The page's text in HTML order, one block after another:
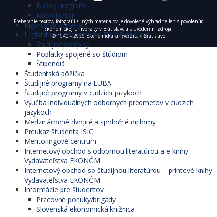
Buddy program
Koordinátori
Rigorózne konanie
Legislatíva a predpisy na EU v Bratislave
Študijné predpisy
Poplatky spojené so štúdiom
Štipendiá
Študentská pôžička
Študijné programy na EUBA
Študijné programy v cudzích jazykoch
Výučba individuálnych odborných predmetov v cudzích
jazykoch
Medzinárodné dvojité a spoločné diplomy
Preukaz študenta ISIC
Mentoringové centrum
Internetový obchod s odbornou literatúrou a e-knihy
Vydavateľstva EKONÓM
Internetový obchod so študijnou literatúrou – printové knihy
Vydavateľstva EKONÓM
Informácie pre študentov
Pracovné ponuky/brigády
Slovenská ekonomická knižnica
Preberanie textov, fotografií a iných materiálov je dovolené výhradne len s povolením
Ekonomickej univerzity v Bratislave a s uvedením zdroja.
© 1940 - 2026 Ekonomická univerzita v Bratislave